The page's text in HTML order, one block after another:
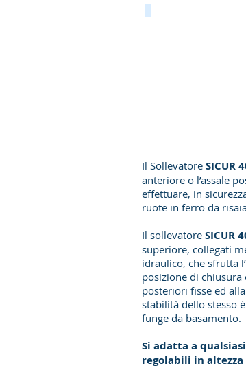
Il Sollevatore SICUR
anteriore o l’assale
effettuare, in
ruote in ferro da
Il sollevatore SICUR
superiore, collegati
idraulico, che sfrutta
posizione di
posteriori fisse ed
stabilità dello stesso
funge da basamento.
Si adatta a
regolabili in altezza